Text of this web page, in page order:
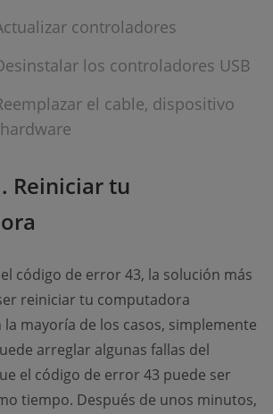
controladores
los controladores USB
el cable, dispositivo
Reiniciar tu
código de error 43, la solución más
reiniciar tu computadora
mayoría de los casos, simplemente
arreglar algunas fallas del
el código de error 43 puede ser
tiempo. Después de unos minutos,